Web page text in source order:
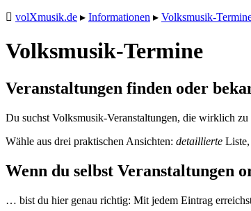
volXmusik.de ▸ Informationen ▸ Volksmusik-
Volksmusik-Termine
Veranstaltungen finden oder
Du suchst Volksmusik-Veranstaltungen, die wirklich zu
Wähle aus drei praktischen Ansichten: detaillierte Liste,
Wenn du selbst Veranstaltungen
… bist du hier genau richtig: Mit jedem Eintrag